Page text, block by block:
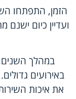
הזמן, התפתחו
ועדיין כיום ישנם
במהלך השנים,
באירועים
את איכות